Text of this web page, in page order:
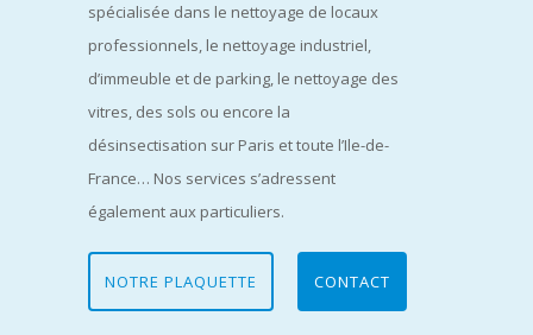
spécialisée dans le nettoyage de locaux
professionnels, le nettoyage industriel,
d’immeuble et de parking, le nettoyage des
vitres, des sols ou encore la
désinsectisation sur Paris et toute l’Ile-de-
France… Nos services s’adressent
également aux particuliers.
NOTRE PLAQUETTE CONTACT